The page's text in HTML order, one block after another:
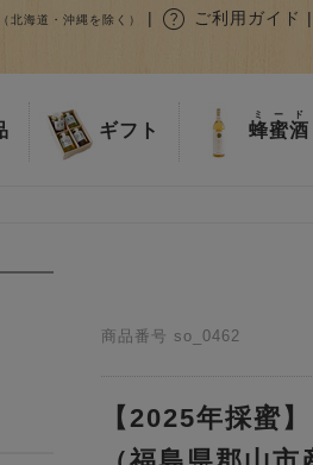
北海道・沖縄を除く） | help ご利用ガイド |
ギフト 蜂蜜酒
ミード
商品番号 so_0462
【2025年採蜜